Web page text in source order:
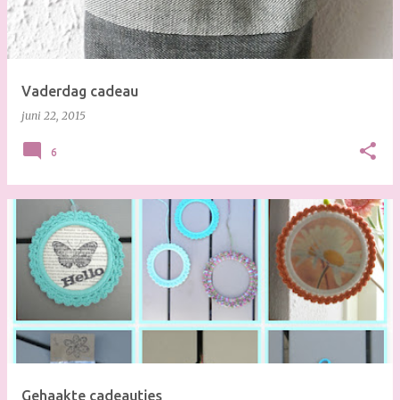
s
Vaderdag cadeau
juni 22, 2015
6
Gehaakte cadeautjes